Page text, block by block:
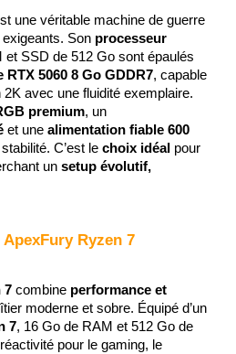
une véritable machine de guerre
Son processeur
et SSD de 512 Go sont épaulés
5060 8 Go GDDR7, capable
avec une fluidité exemplaire.
premium
et une alimentation fiable 600
C’est le choix idéal pour
un setup évolutif,
ApexFury Ryzen 7
7 combine performance et
7, 16 Go de RAM et 512 Go de
pour le gaming, le